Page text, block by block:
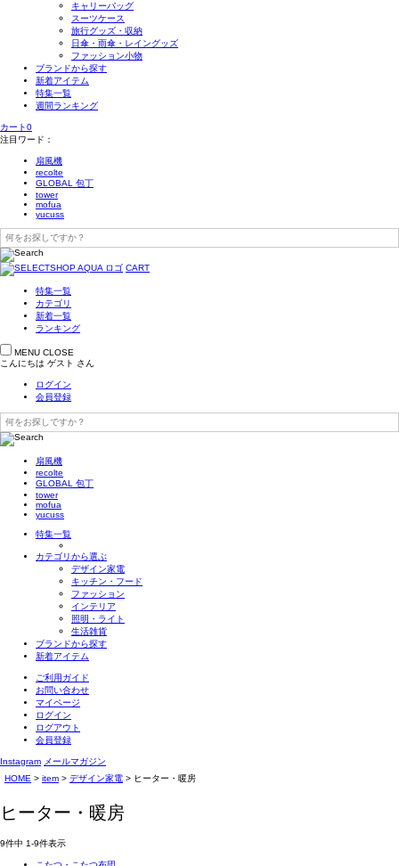
キャリーバッグ
スーツケース
旅行グッズ・収納
日傘・雨傘・レイングッズ
ファッション小物
ブランドから探す
新着アイテム
特集一覧
週間ランキング
カート0
注目ワード：
扇風機
recolte
GLOBAL 包丁
tower
mofua
yucuss
CART
特集一覧
カテゴリ
新着一覧
ランキング
MENU CLOSE
こんにちは ゲスト さん
ログイン
会員登録
扇風機
recolte
GLOBAL 包丁
tower
mofua
yucuss
特集一覧
カテゴリから選ぶ
デザイン家電
キッチン・フード
ファッション
インテリア
照明・ライト
生活雑貨
ブランドから探す
新着アイテム
ご利用ガイド
お問い合わせ
マイページ
ログイン
ログアウト
会員登録
Instagram メールマガジン
HOME
item デザイン家電 ヒーター・暖房
ヒーター・暖房
9件中 1-9件表示